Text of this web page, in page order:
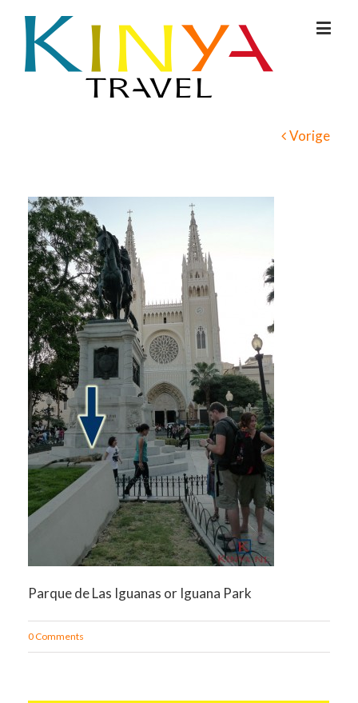
Vorige
Parque de Las Iguanas or Iguana Park
0 Comments